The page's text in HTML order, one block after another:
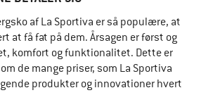
af La Sportiva er så populære, at
at få fat på dem. Årsagen er først og
komfort og funktionalitet. Dette er
de mange priser, som La Sportiva
produkter og innovationer hvert